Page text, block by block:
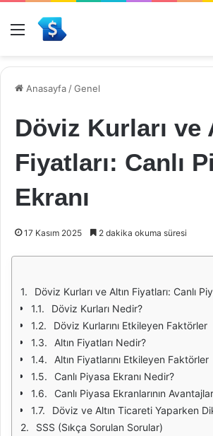
Menü
Anasayfa /Genel
Döviz Kurları ve
Fiyatları: Canlı
Ekranı
17 Kasım 2025 2 dakika okuma süresi
Döviz Kurları ve Altın Fiyatları: Canlı
Döviz Kurları Nedir?
Döviz Kurlarını Etkileyen Faktörler
Altın Fiyatları Nedir?
Altın Fiyatlarını Etkileyen Faktörler
Canlı Piyasa Ekranı Nedir?
Canlı Piyasa Ekranlarının
Döviz ve Altın Ticareti Yaparken Dikkat
SSS (Sıkça Sorulan Sorular)